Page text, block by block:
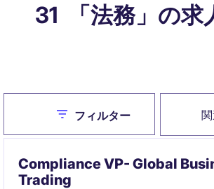
31 「法務」の求
Closeフィルター
Compliance VP- Global
Trading